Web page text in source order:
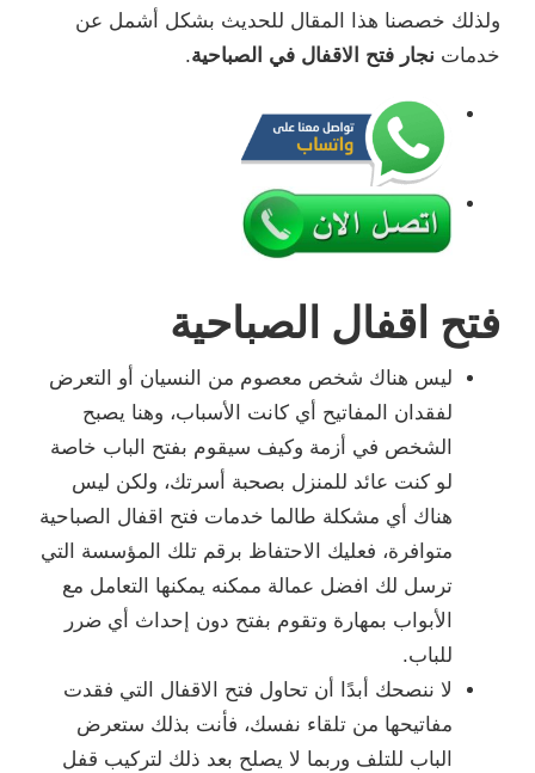
ولذلك خصصنا هذا المقال للحديث بشكل أشمل عن
خدمات نجار فتح الاقفال في الصباحية.
فتح اقفال الصباحية
ليس هناك شخص معصوم من النسيان أو التعرض
لفقدان المفاتيح أي كانت الأسباب، وهنا يصبح
الشخص في أزمة وكيف سيقوم بفتح الباب خاصة
لو كنت عائد للمنزل بصحبة أسرتك، ولكن ليس
هناك أي مشكلة طالما خدمات فتح اقفال الصباحية
متوافرة، فعليك الاحتفاظ برقم تلك المؤسسة التي
ترسل لك افضل عمالة ممكنه يمكنها التعامل مع
الأبواب بمهارة وتقوم بفتح دون إحداث أي ضرر
للباب.
لا ننصحك أبدًا أن تحاول فتح الاقفال التي فقدت
مفاتيحها من تلقاء نفسك، فأنت بذلك ستعرض
الباب للتلف وربما لا يصلح بعد ذلك لتركيب قفل